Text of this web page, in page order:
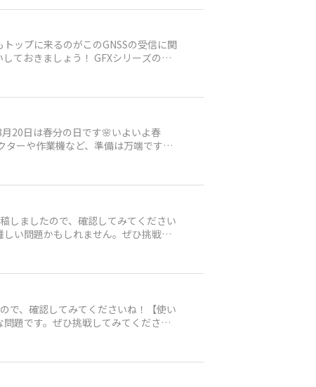
ップに来るのがこのGNSSの受信に関
ておきましょう！ GFXシリーズの画
20日は春分の日です🌸いよいよ春
ターや作業機など、準備は万端です
しましたので、確認してみてください
い問題かもしれません。ぜひ挑戦し
で、確認してみてくださいね！【使い
題です。ぜひ挑戦してみてくださ